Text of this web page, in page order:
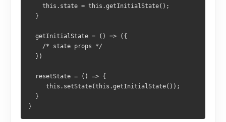
    this.state = this.getInitialState();
  }
  getInitialState = () => ({
    /* state props */
  })
  resetState = () => {
     this.setState(this.getInitialState());
  }
}